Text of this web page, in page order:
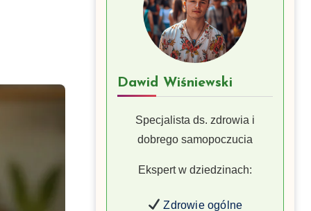
Dawid Wiśniewski
Specjalista ds. zdrowia i
dobrego samopoczucia
Ekspert w dziedzinach:
Zdrowie ogólne